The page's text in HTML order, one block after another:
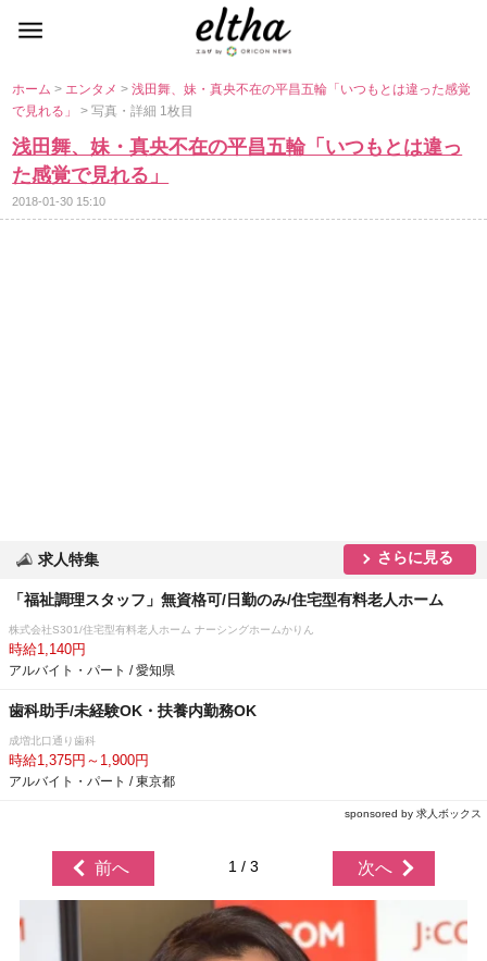
ホーム> エンタメ>浅田舞、妹・真央不在の平昌五輪「いつもとは違った感覚
で見れる」> 写真・詳細 1枚目
浅田舞、妹・真央不在の平昌五輪「いつもとは違っ
た感覚で見れる」
2018-01-30 15:10
求人特集 さらに見る
「福祉調理スタッフ」無資格可/日勤のみ/住宅型有料老人ホーム
株式会社S301/住宅型有料老人ホーム ナーシングホームかりん
時給1,140円
アルバイト・パート / 愛知県
歯科助手/未経験OK・扶養内勤務OK
成増北口通り歯科
時給1,375円～1,900円
アルバイト・パート / 東京都
sponsored by 求人ボックス
前へ 1 / 3 次へ